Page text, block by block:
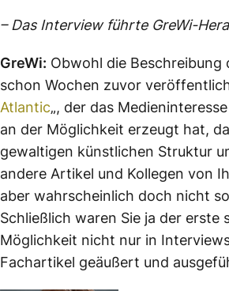
– Das Interview führte GreWi-
GreWi: Obwohl die
schon Wochen zuvor
Atlantic„, der das
an der Möglichkeit erzeugt hat,
gewaltigen künstlichen Struktur
andere Artikel und Kollegen von
aber wahrscheinlich doch nicht
Schließlich waren Sie ja der
Möglichkeit nicht nur in
Fachartikel geäußert und